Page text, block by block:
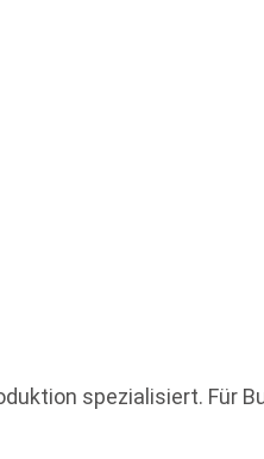
spezialisiert. Für